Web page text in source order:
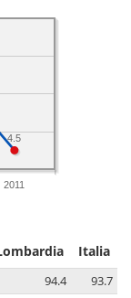
2011
4.5
Italia
94.4
93.7